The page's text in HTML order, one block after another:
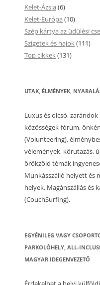
Kelet-Ázsia (6)
Kelet-Európa (10)
Szép kártya az üdülési
Szigetek és hajok(111)
Top cikkek(131)
UTAK, ÉLMÉNYEK,
Luxus és olcsó,
közösségek-fórum,
(Volunteering),
vélemények, körutazás,
örökzöld témák
Munkásszálló helyett és
helyek. Magánszállás és
(CouchSurfing).
EGYÉNILEG VAGY
PARKOLÓHELY, ALL-
MAGYAR IDEGENVEZETŐ